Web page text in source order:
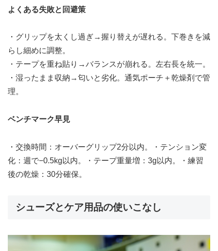
よくある失敗と回避策
・グリップを太くし過ぎ→握り替えが遅れる。下巻きを減
らし細めに調整。
・テープを重ね貼り→バランスが崩れる。左右長を統一。
・湿ったまま収納→匂いと劣化。通気ポーチ＋乾燥剤で管
理。
ベンチマーク早見
・交換時間：オーバーグリップ2分以内。・テンション変
化：週で−0.5kg以内。・テープ重量増：3g以内。・練習
後の乾燥：30分確保。
シューズとケア用品の使いこなし